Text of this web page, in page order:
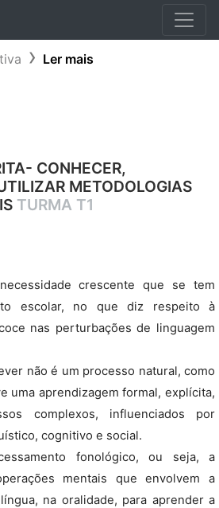
Ler mais
CONHECER,
METODOLOGIAS
TURMA T1
crescente que se tem
escolar, no que diz respeito à
nas perturbações de linguagem
não é um processo natural, como
uma aprendizagem formal, explícita,
complexos, influenciados por
cognitivo e social.
fonológico, ou seja, a
mentais que envolvem a
na oralidade, para aprender a